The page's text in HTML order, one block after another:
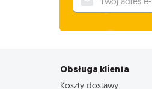
Obsługa klienta
Koszty dostawy